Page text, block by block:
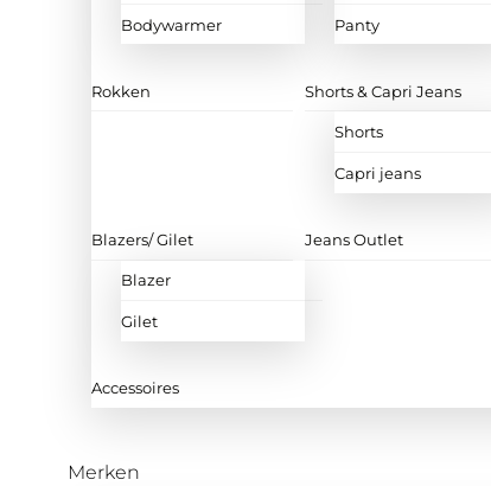
Bodywarmer Panty
Rokken Shorts & Capri Jeans
Shorts
Capri jeans
Blazers/ Gilet
Blazer
Gilet
Jeans Outlet
Accessoires
Merken